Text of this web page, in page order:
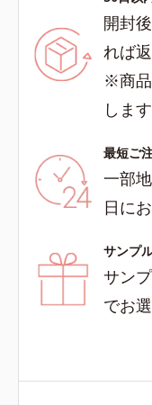
開封
れば
※商品
します
最短ご
一部
日に
サンプ
サン
でお